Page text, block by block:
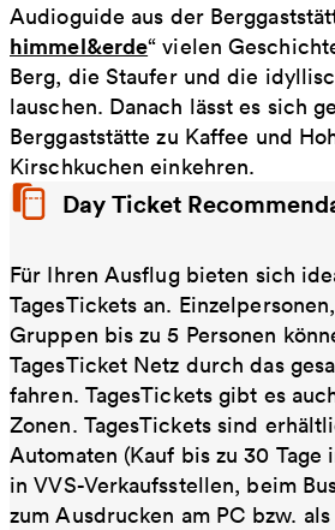
Audioguide aus der
himmel&erde“ vielen
Berg, die Staufer und die
lauschen. Danach lässt es sich
Berggaststätte zu Kaffee und
Kirschkuchen einkehren.
Day Ticket
Für Ihren Ausflug bieten sich
TagesTickets an.
Gruppen bis zu 5 Personen
TagesTicket Netz durch das
fahren. TagesTickets gibt es
Zonen. TagesTickets sind
Automaten (Kauf bis zu 30 Tage
in VVS-Verkaufsstellen, beim
zum Ausdrucken am PC bzw.